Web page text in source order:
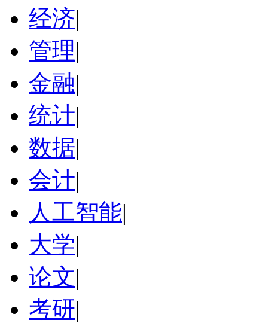
经济|
管理|
金融|
统计|
数据|
会计|
人工智能|
大学|
论文|
考研|